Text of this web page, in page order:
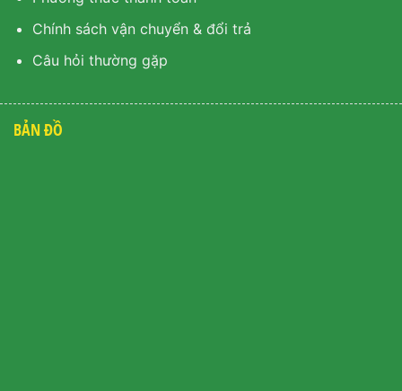
Chính sách vận chuyển & đổi trả
Câu hỏi thường gặp
BẢN ĐỒ